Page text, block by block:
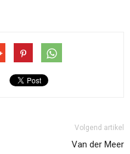
Volgend artikel
Van der Meer